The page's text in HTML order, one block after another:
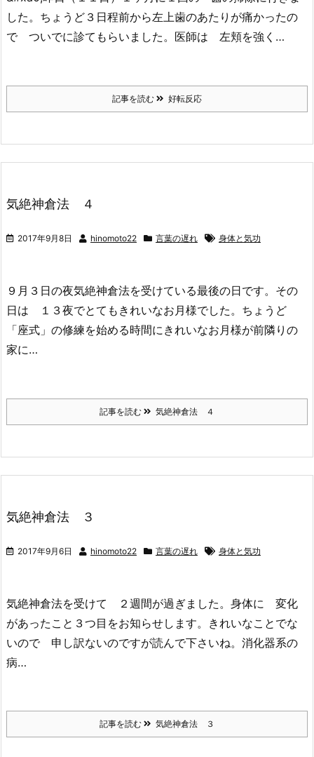
した。ちょうど３日程前から左上歯のあたりが痛かったの
で ついでに診てもらいました。医師は 左頬を強く…
記事を読む 好転反応
気絶神倉法 ４
2017年9月8日 hinomoto22 言葉の遅れ 身体と気功
９月３日の夜気絶神倉法を受けている最後の日です。その
日は １３夜でとてもきれいなお月様でした。ちょうど
「座式」の修練を始める時間にきれいなお月様が前隣りの
家に…
記事を読む 気絶神倉法 ４
気絶神倉法 ３
2017年9月6日 hinomoto22 言葉の遅れ 身体と気功
気絶神倉法を受けて ２週間が過ぎました。身体に 変化
があったこと３つ目をお知らせします。きれいなことでな
いので 申し訳ないのですが読んで下さいね。消化器系の
病…
記事を読む 気絶神倉法 ３